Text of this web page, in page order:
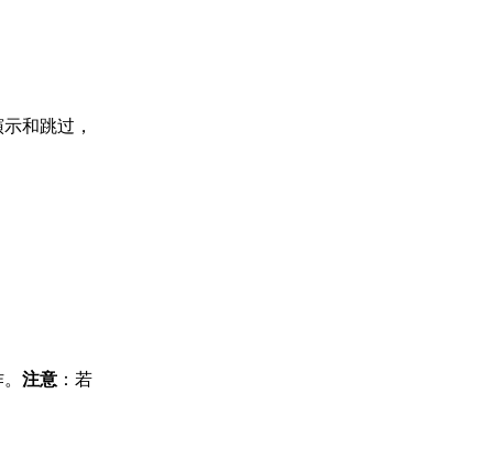
和跳过，
注意 ：若